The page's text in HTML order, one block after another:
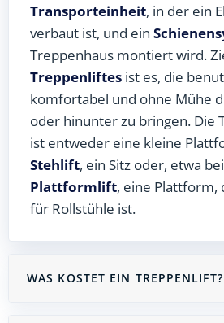
Transporteinheit, in der ein
verbaut ist, und ein
Treppenhaus montiert wird.
Treppenliftes ist es, die
komfortabel und ohne Mühe
oder hinunter zu bringen. Die
ist entweder eine kleine
Stehlift, ein Sitz oder, etwa
Plattformlift, eine Plattform,
für Rollstühle ist.
WAS KOSTET EIN TREPPENLIFT?